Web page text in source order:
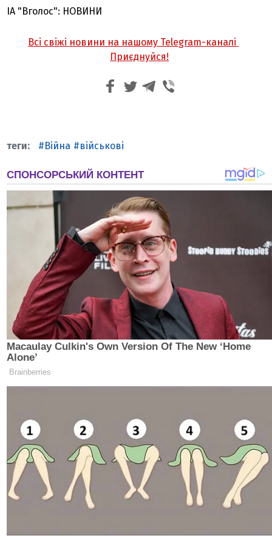
ІА "Вголос": НОВИНИ
Всі свіжі новини на нашому Telegram-каналі
Приєднуйся!
Війна військові